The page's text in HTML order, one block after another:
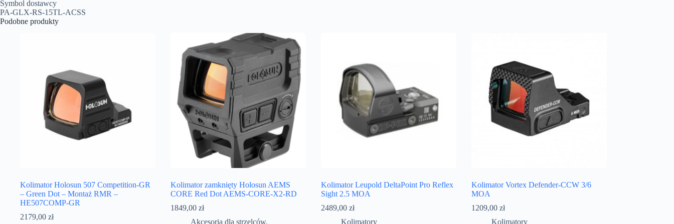
Symbol dostawcy
PA-GLX-RS-15TL-ACSS
Podobne produkty
Kolimator Holosun 507 Competition-GR
– Green Dot – Montaż RMR –
HE507COMP-GR
2179,00 zł
Kolimator zamknięty Holosun AEMS
CORE Red Dot AEMS-CORE-X2-RD
1849,00 zł
Akcesoria dla strzelców,
Kolimator Leupold DeltaPoint Pro Reflex
Sight 2.5 MOA
2489,00 zł
Kolimatory
Kolimator Vortex Defender-CCW 3/6
MOA
1209,00 zł
Kolimatory